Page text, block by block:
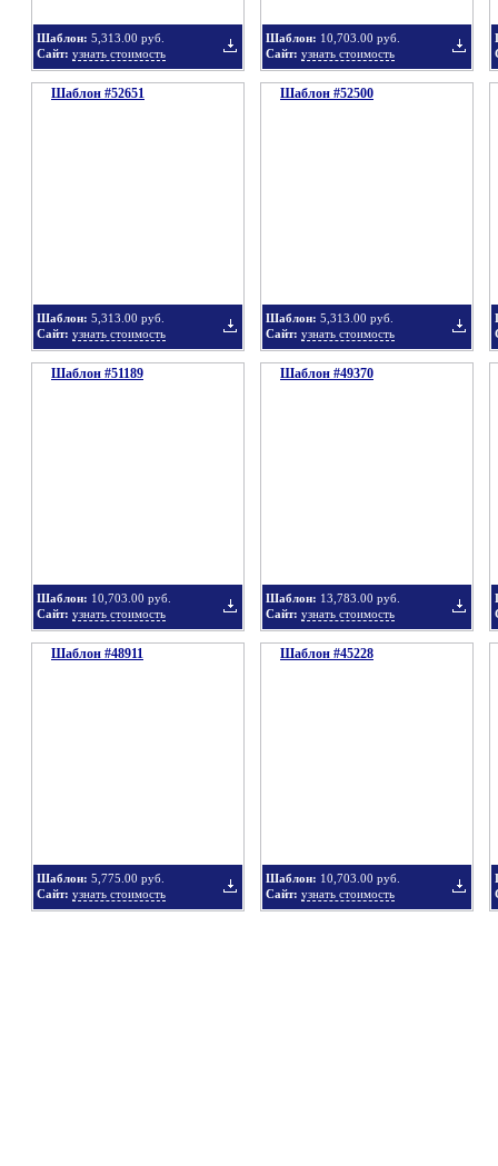
Шаблон: 5,313.00 руб.
Сайт: узнать стоимость
Шаблон: 10,703.00 руб.
Сайт: узнать стоимость
Шаблон #52651
Шаблон: 5,313.00 руб.
Сайт: узнать стоимость
Шаблон #52500
Шаблон: 5,313.00 руб.
Сайт: узнать стоимость
Шаблон #51189
Шаблон: 10,703.00 руб.
Сайт: узнать стоимость
Шаблон #49370
Шаблон: 13,783.00 руб.
Сайт: узнать стоимость
Шаблон #48911
Шаблон: 5,775.00 руб.
Сайт: узнать стоимость
Шаблон #45228
Шаблон: 10,703.00 руб.
Сайт: узнать стоимость